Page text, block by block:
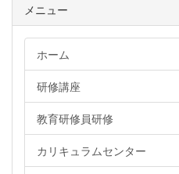
メニュー
ホーム
研修講座
教育研修員研修
カリキュラムセンター